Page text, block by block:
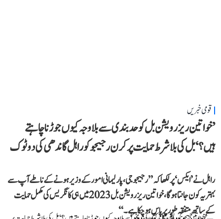
قومی خبریں
’خواتین ریزرویشن بل کو حدبندی سے بلا وجہ کیوں جوڑنا چاہتے
ہیں؟‘ بل کی بلا شرط حمایت پر کرن رجیجو کو راہل گاندھی کی دوٹوک
راہل نے ’ایکس‘ پر لکھا کہ ’’رجیجو جی، پارلیمانی امور کے وزیر ہونے کے ناطے آپ سے
بہتر یہ کون جانتا ہوگا، خواتین ریزرویشن بل 2023 میں ہی کانگریس کی مکمل حمایت
کے ساتھ متفقہ طور پر پاس ہو چکا ہے۔‘‘